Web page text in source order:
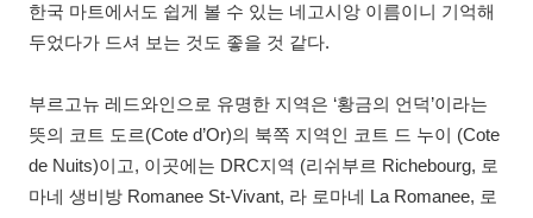
한국 마트에서도 쉽게 볼 수 있는 네고시앙 이름이니 기억해
두었다가 드셔 보는 것도 좋을 것 같다.
부르고뉴 레드와인으로 유명한 지역은 ‘황금의 언덕’이라는
뜻의 코트 도르(Cote d’Or)의 북쪽 지역인 코트 드 누이 (Cote
de Nuits)이고, 이곳에는 DRC지역 (리쉬부르 Richebourg, 로
마네 생비방 Romanee St-Vivant, 라 로마네 La Romanee, 로